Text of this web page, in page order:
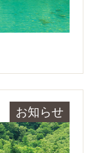
お知らせ